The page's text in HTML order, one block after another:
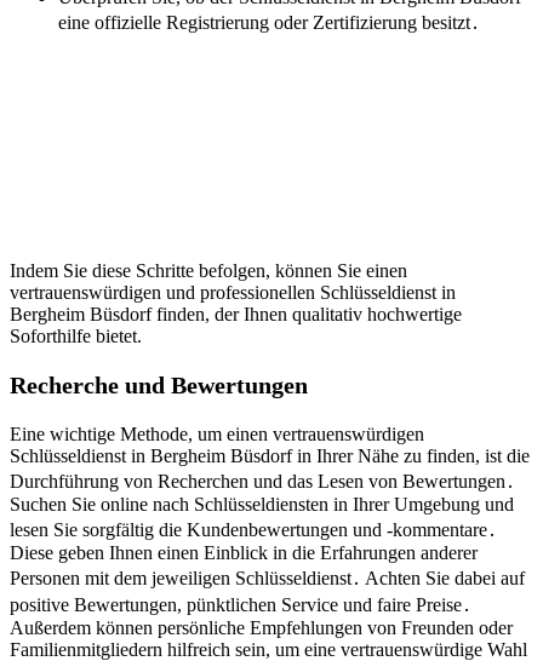
eine offizielle Registrierung oder Zertifizierung besitzt․
Indem Sie diese Schritte befolgen, können Sie einen
vertrauenswürdigen und professionellen Schlüsseldienst in
Bergheim Büsdorf finden, der Ihnen qualitativ hochwertige
Soforthilfe bietet.
Recherche und Bewertungen
Eine wichtige Methode, um einen vertrauenswürdigen
Schlüsseldienst in Bergheim Büsdorf in Ihrer Nähe zu finden, ist die
Durchführung von Recherchen und das Lesen von Bewertungen․
Suchen Sie online nach Schlüsseldiensten in Ihrer Umgebung und
lesen Sie sorgfältig die Kundenbewertungen und -kommentare․
Diese geben Ihnen einen Einblick in die Erfahrungen anderer
Personen mit dem jeweiligen Schlüsseldienst․ Achten Sie dabei auf
positive Bewertungen, pünktlichen Service und faire Preise․
Außerdem können persönliche Empfehlungen von Freunden oder
Familienmitgliedern hilfreich sein, um eine vertrauenswürdige Wahl